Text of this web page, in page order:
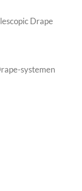
Drape
systemen